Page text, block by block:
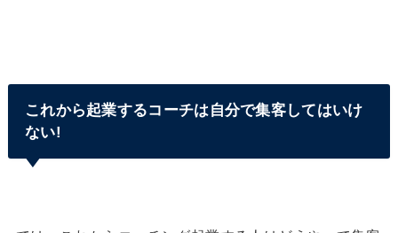
これから起業するコーチは自分で集客してはいけ
ない!